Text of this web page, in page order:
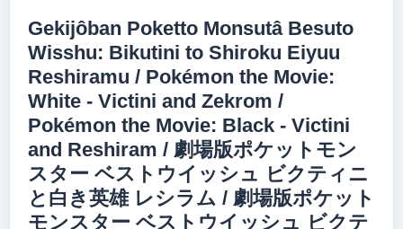
Gekijôban Poketto Monsutâ Besuto
Wisshu: Bikutini to Shiroku Eiyuu
Reshiramu / Pokémon the Movie:
White - Victini and Zekrom /
Pokémon the Movie: Black - Victini
and Reshiram / 劇場版ポケットモン
スター ベストウイッシュ ビクティニ
と白き英雄 レシラム / 劇場版ポケット
モンスター ベストウイッシュ ビクテ